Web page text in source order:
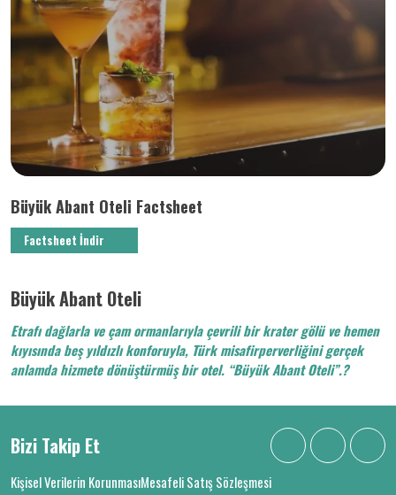
Büyük Abant Oteli Factsheet
Factsheet İndir
Büyük Abant Oteli
Etrafı dağlarla ve çam ormanlarıyla çevrili bir krater gölü ve hemen
kıyısında beş yıldızlı konforuyla, Türk misafirperverliğini gerçek
anlamda hizmete dönüştürmüş bir otel. “Büyük Abant Oteli”.?
Bizi Takip Et
Kişisel Verilerin KorunmasıMesafeli Satış Sözleşmesi